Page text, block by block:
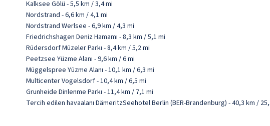
Kalksee Gölü - 5,5 km / 3,4 mi
Nordstrand - 6,6 km / 4,1 mi
Nordstrand Werlsee - 6,9 km / 4,3 mi
Friedrichshagen Deniz Hamamı - 8,3 km / 5,1 mi
Rüdersdorf Müzeler Parkı - 8,4 km / 5,2 mi
Peetzsee Yüzme Alanı - 9,6 km / 6 mi
Müggelspree Yüzme Alanı - 10,1 km / 6,3 mi
Multicenter Vogelsdorf - 10,4 km / 6,5 mi
Grunheide Dinlenme Parkı - 11,4 km / 7,1 mi
Tercih edilen havaalanı DämeritzSeehotel Berlin (BER-Brandenburg) - 40,3 km /